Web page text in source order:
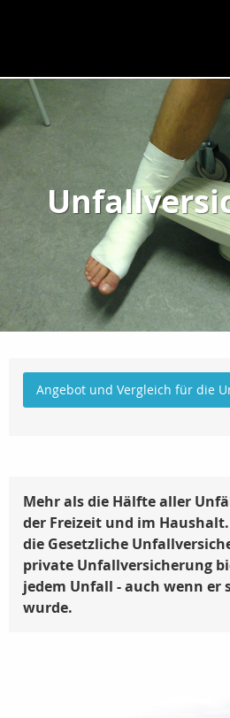
Angebot und Vergleich für die
Mehr als die Hälfte aller
der Freizeit und im
die Gesetzliche
private Unfallversicherung
jedem Unfall - auch wenn er
wurde.